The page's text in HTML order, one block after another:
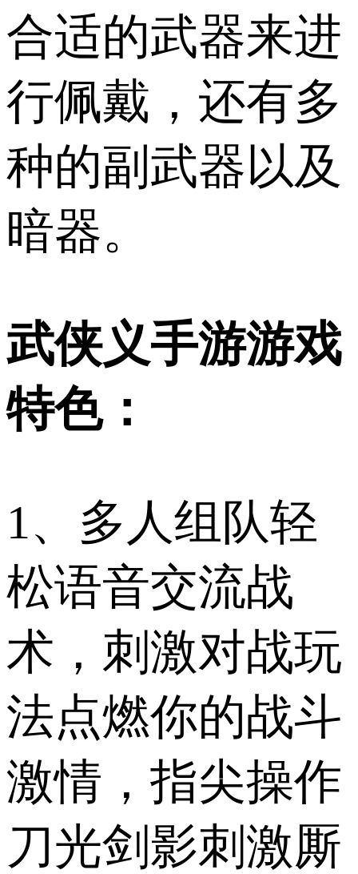
合适的武器来进
行佩戴，还有多
种的副武器以及
暗器。
武侠义手游游戏
特色：
1、多人组队轻
松语音交流战
术，刺激对战玩
法点燃你的战斗
激情，指尖操作
刀光剑影刺激厮